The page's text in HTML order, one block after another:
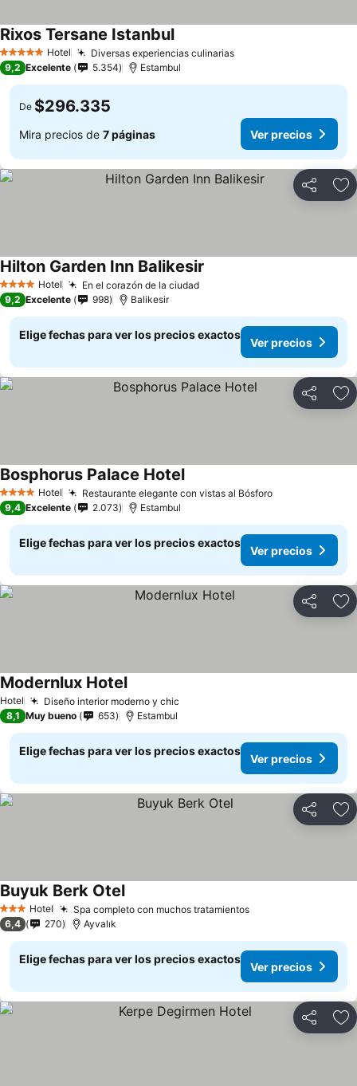
5 Estrellas Hotel Diversas experiencias culinarias
Rixos Tersane Istanbul
9,2 Excelente 5.354 Estambul
De $296.335
Mira precios de 7 páginas Ver precios
Compartir
4 EstrellasHotel En el corazón de la ciudad
Hilton Garden Inn Balikesir
9,2 Excelente 998 Balikesir
Elige fechas para ver los precios exactos
Ver precios
Compartir
4 EstrellasHotel Restaurante elegante con vistas al Bósforo
Bosphorus Palace Hotel
9,4 Excelente 2.073 Estambul
Elige fechas para ver los precios exactos
Ver precios
Compartir
Hotel Diseño interior moderno y chic
Modernlux Hotel
8,1 Muy bueno 653 Estambul
Elige fechas para ver los precios exactos
Ver precios
Compartir
3 Estrellas
Hotel Spa completo con muchos tratamientos
Buyuk Berk Otel
6,4 270 Ayvalık
Elige fechas para ver los precios exactos
Ver precios
Compartir